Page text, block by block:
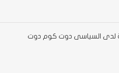
لدى السياسى دوت كوم دوت